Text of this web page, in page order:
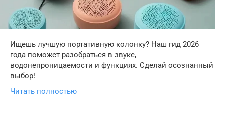
Ищешь лучшую портативную колонку? Наш гид 2026
года поможет разобраться в звуке,
водонепроницаемости и функциях. Сделай осознанный
выбор!
Читать полностью